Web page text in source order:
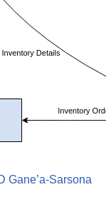
Gane’a-Sarsona